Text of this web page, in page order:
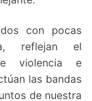
con pocas
reflejan el
violencia e
las bandas
de nuestra